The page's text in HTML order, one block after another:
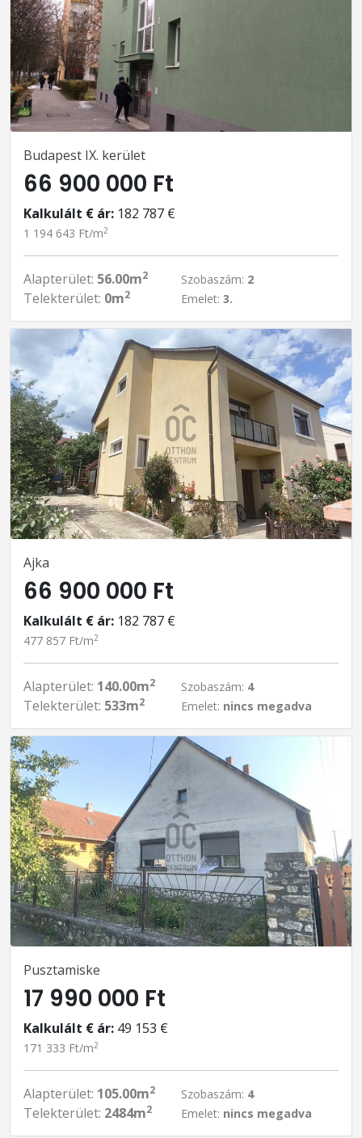
Budapest IX. kerület
66 900 000 Ft
Kalkulált € ár: 182 787 €
1 194 643 Ft/m2
Alapterület: 56.00m2
Telekterület: 0m2
Szobaszám: 2
Emelet: 3.
Ajka
66 900 000 Ft
Kalkulált € ár: 182 787 €
477 857 Ft/m2
Alapterület: 140.00m2
Telekterület: 533m2
Szobaszám: 4
Emelet: nincs megadva
Pusztamiske
17 990 000 Ft
Kalkulált € ár: 49 153 €
171 333 Ft/m2
Alapterület: 105.00m2
Telekterület: 2484m2
Szobaszám: 4
Emelet: nincs megadva